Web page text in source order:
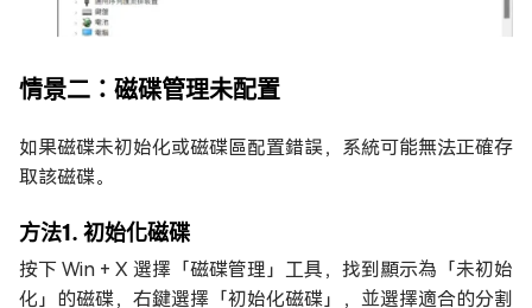
情景二：磁碟管理未配置
如果磁碟未初始化或磁碟區配置錯誤，系統可能無法正確存
取該磁碟。
方法1. 初始化磁碟
按下 Win + X 選擇「磁碟管理」工具，找到顯示為「未初始
化」的磁碟，右鍵選擇「初始化磁碟」，並選擇適合的分割